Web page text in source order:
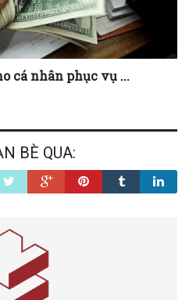
cá nhân phục vụ ...
BÈ QUA: